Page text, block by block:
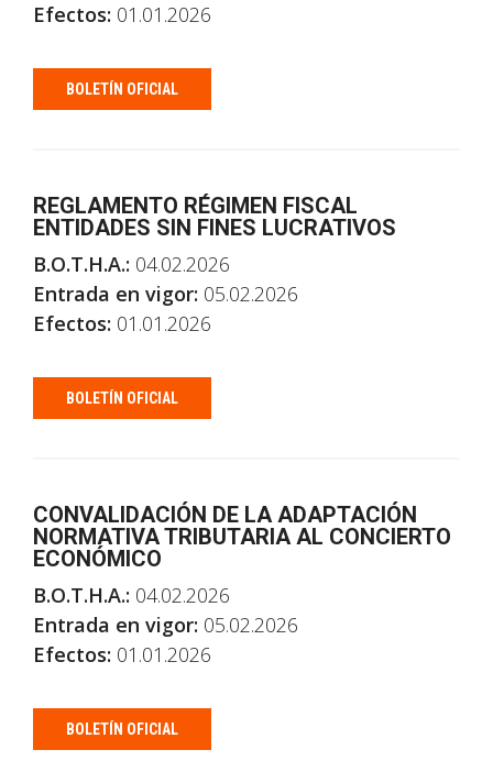
Efectos: 01.01.2026
BOLETÍN OFICIAL
REGLAMENTO RÉGIMEN FISCAL
ENTIDADES SIN FINES LUCRATIVOS
B.O.T.H.A.: 04.02.2026
Entrada en vigor: 05.02.2026
Efectos: 01.01.2026
BOLETÍN OFICIAL
CONVALIDACIÓN DE LA ADAPTACIÓN
NORMATIVA TRIBUTARIA AL CONCIERTO
ECONÓMICO
B.O.T.H.A.: 04.02.2026
Entrada en vigor: 05.02.2026
Efectos: 01.01.2026
BOLETÍN OFICIAL